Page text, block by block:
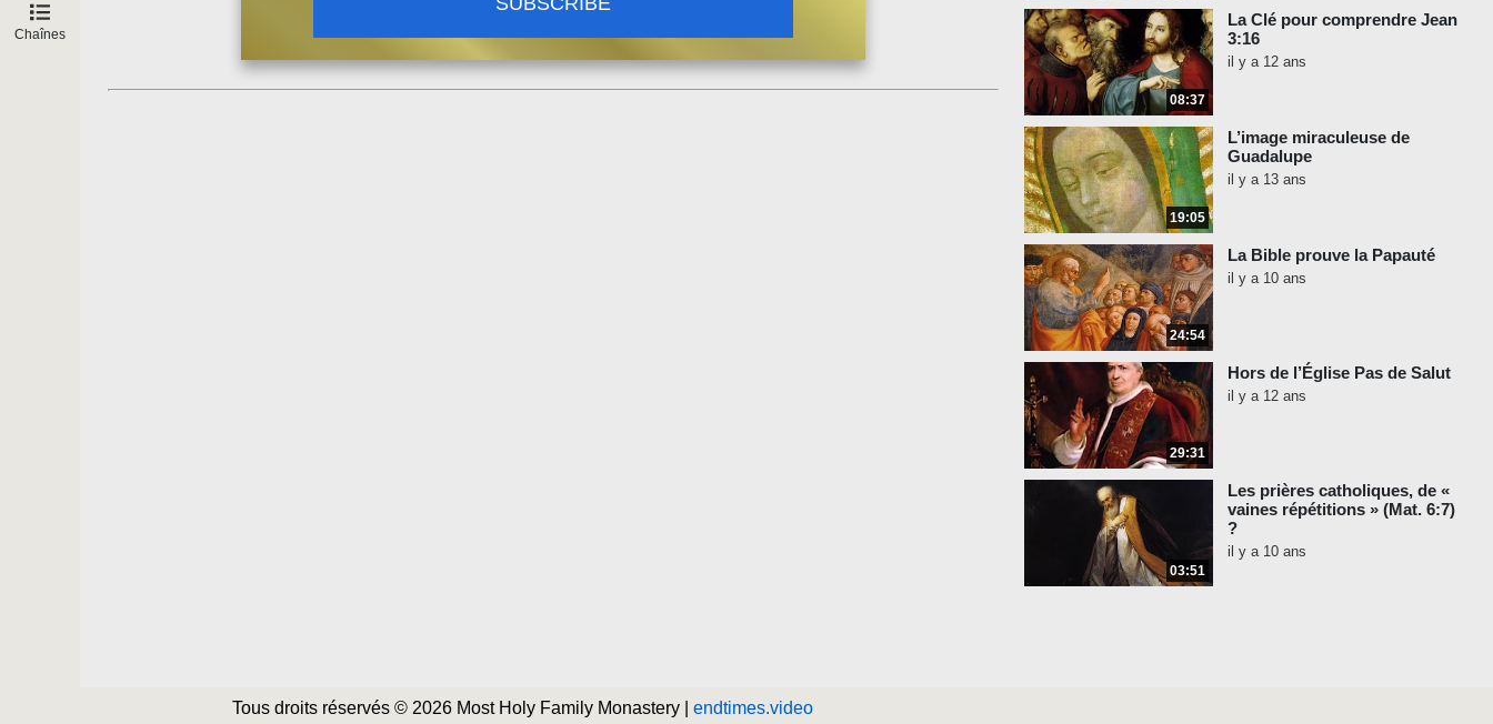
08:37
La Clé pour comprendre Jean
3:16
il y a 12 ans
19:05
L’image miraculeuse de
Guadalupe
il y a 13 ans
24:54
La Bible prouve la Papauté
il y a 10 ans
29:31
Hors de l’Église Pas de Salut
il y a 12 ans
03:51
Les prières catholiques, de «
vaines répétitions » (Mat. 6:7)
?
il y a 10 ans
Chaînes
Tous droits réservés © 2026 Most Holy Family Monastery | endtimes.video